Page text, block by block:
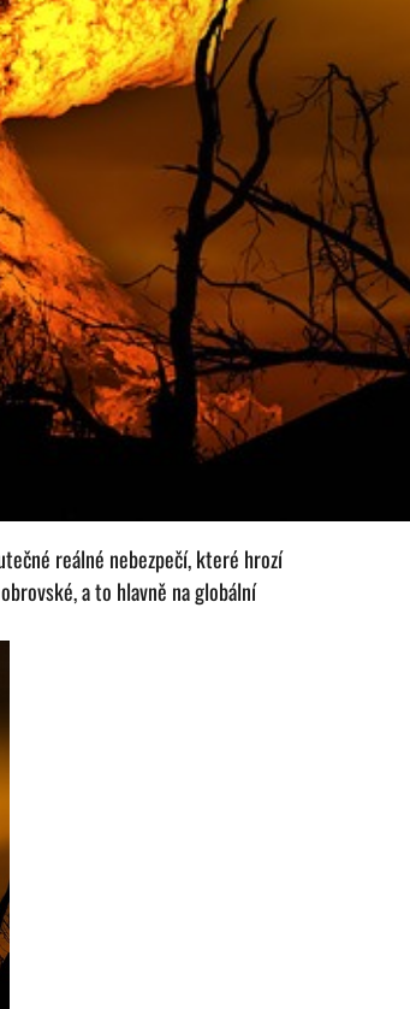
reálné nebezpečí, které hrozí
a to hlavně na globální